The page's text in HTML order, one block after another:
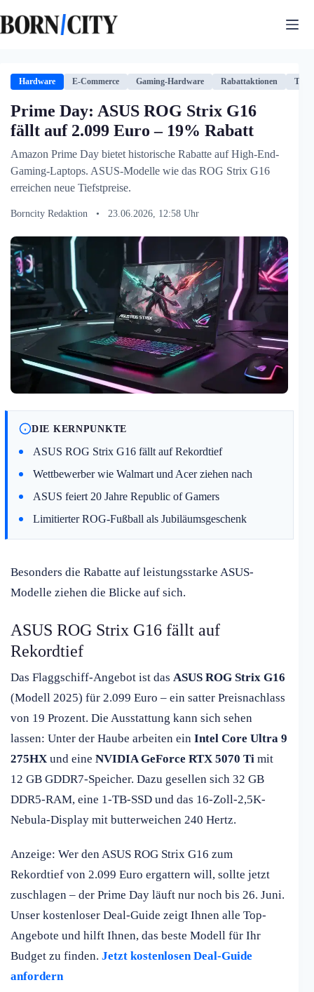
Inhalt
springen
Hardware E-Commerce Gaming-Hardware Rabattaktionen
Prime Day: ASUS ROG Strix G16
fällt auf 2.099 Euro – 19% Rabatt
Amazon Prime Day bietet historische Rabatte auf High-End-
Gaming-Laptops. ASUS-Modelle wie das ROG Strix G16
erreichen neue Tiefstpreise.
Borncity Redaktion • 23.06.2026, 12:58 Uhr
DIE KERNPUNKTE
ASUS ROG Strix G16 fällt auf Rekordtief
Wettbewerber wie Walmart und Acer ziehen nach
ASUS feiert 20 Jahre Republic of Gamers
Limitierter ROG-Fußball als Jubiläumsgeschenk
Besonders die Rabatte auf leistungsstarke ASUS-
Modelle ziehen die Blicke auf sich.
ASUS ROG Strix G16 fällt auf
Rekordtief
Das Flaggschiff-Angebot ist das ASUS ROG Strix G16
(Modell 2025) für 2.099 Euro – ein satter Preisnachlass
von 19 Prozent. Die Ausstattung kann sich sehen
lassen: Unter der Haube arbeiten ein Intel Core Ultra 9
275HX und eine NVIDIA GeForce RTX 5070 Ti mit
12 GB GDDR7-Speicher. Dazu gesellen sich 32 GB
DDR5-RAM, eine 1-TB-SSD und das 16-Zoll-2,5K-
Nebula-Display mit butterweichen 240 Hertz.
Anzeige: Wer den ASUS ROG Strix G16 zum
Rekordtief von 2.099 Euro ergattern will, sollte jetzt
zuschlagen – der Prime Day läuft nur noch bis 26. Juni.
Unser kostenloser Deal-Guide zeigt Ihnen alle Top-
Angebote und hilft Ihnen, das beste Modell für Ihr
Budget zu finden. Jetzt kostenlosen Deal-Guide
anfordern